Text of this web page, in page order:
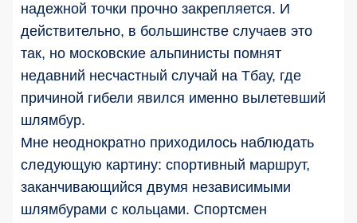
надежной точки прочно закрепляется. И
действительно, в большинстве случаев это
так, но московские альпинисты помнят
недавний несчастный случай на Тбау, где
причиной гибели явился именно вылетевший
шлямбур.
Мне неоднократно приходилось наблюдать
следующую картину: спортивный маршрут,
заканчивающийся двумя независимыми
шлямбурами с кольцами. Спортсмен